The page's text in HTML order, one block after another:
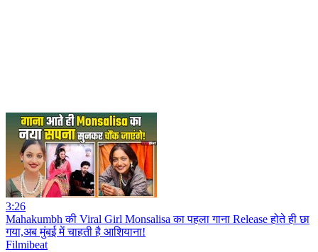
3:26
Mahakumbh की Viral Girl Monsalisa का पहला गाना Release होते ही छा
गया,अब मुंबई में चाहती है आशियाना!
Filmibeat